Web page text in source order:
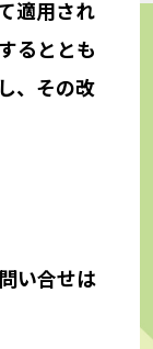
適用され
るととも
、その改
い合せは